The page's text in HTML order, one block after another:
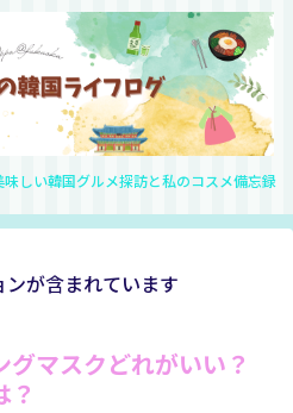
しい韓国グルメ探訪と私のコスメ備忘録
が含まれています
グマスクどれがいい？
？